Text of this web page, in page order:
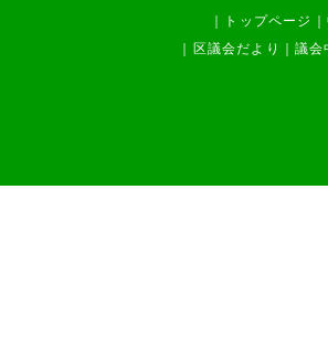
トップページ
区議会だより ｜議会